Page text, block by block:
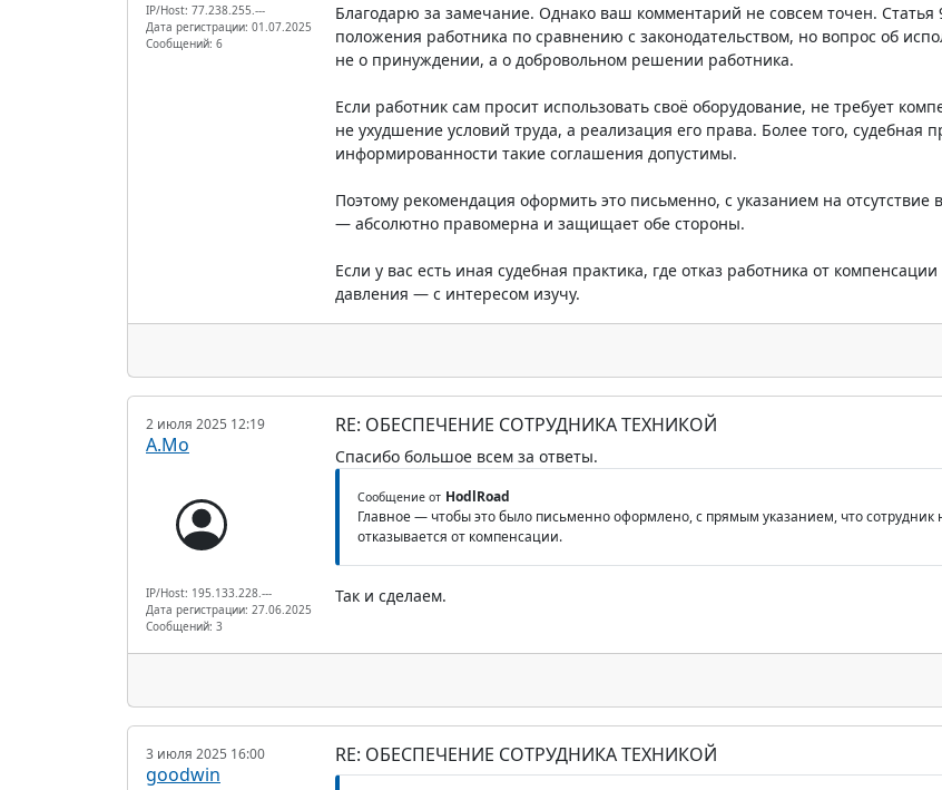
IP/Host: 77.238.255.---
Дата регистрации: 01.07.2025
Сообщений: 6
Благодарю за замечание. Однако ваш комментарий не совсем точен.
положения работника по сравнению с законодательством, но вопрос об
не о принуждении, а о добровольном решении работника.
Если работник сам просит использовать своё оборудование, не требует
не ухудшение условий труда, а реализация его права. Более того, судебная
информированности такие соглашения допустимы.
Поэтому рекомендация оформить это письменно, с указанием на
— абсолютно правомерна и защищает обе стороны.
Если у вас есть иная судебная практика, где отказ работника от
давления — с интересом изучу.
2 июля 2025 12:19
А.Мо
IP/Host: 195.133.228.---
Дата регистрации: 27.06.2025
Сообщений: 3
RE: ОБЕСПЕЧЕНИЕ СОТРУДНИКА ТЕХНИКОЙ
Спасибо большое всем за ответы.
Сообщение от HodlRoad
Главное — чтобы это было письменно оформлено, с прямым указанием, что сотрудник
отказывается от компенсации.
Так и сделаем.
3 июля 2025 16:00
goodwin
RE: ОБЕСПЕЧЕНИЕ СОТРУДНИКА ТЕХНИКОЙ